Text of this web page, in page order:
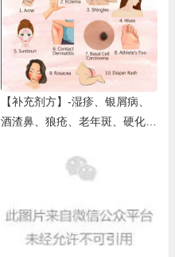
【补充剂方】-湿疹、银屑病、
酒渣鼻、狼疮、老年斑、硬化性